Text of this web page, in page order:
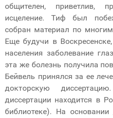
общителен, приветлив,
исцеление. Тиф был
собран материал по
Еще будучи в
населения заболевание
эта же болезнь получила
Бейвель принялся за ее
докторскую
диссертации находится в
библиотеке). На